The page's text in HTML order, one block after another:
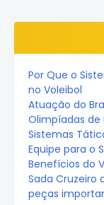
Por Que o
no Voleibol
Atuação do
Olimpíadas de
Sistemas
Equipe para o
Benefícios do
Sada Cruzeiro
peças